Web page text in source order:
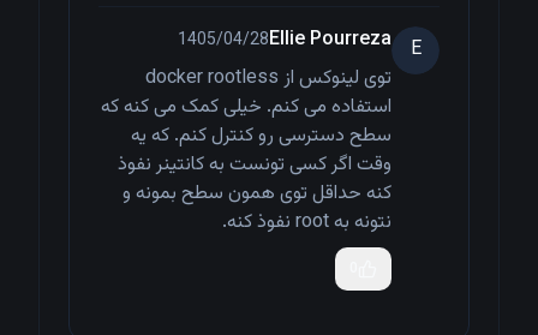
E
Ellie Pourreza
1405/04/28
توی لینوکس از docker rootless
استفاده می کنم. خیلی کمک می کنه که
سطح دسترسی رو کنترل کنم. که یه
وقت اگر کسی تونست به کانتینر نفوذ
کنه حداقل توی همون سطح بمونه و
نتونه به root نفوذ کنه.